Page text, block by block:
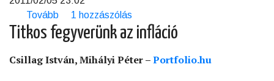
Tovább
köztársaság
napján)
1 hozzászólás
Titkos fegyverünk az infláció
Csillag István, Mihályi Péter –Portfolio.hu